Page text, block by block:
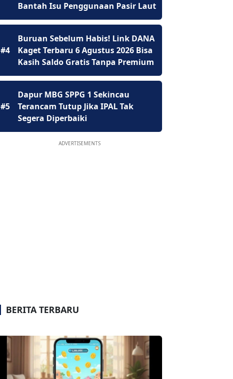
Bantah Isu Penggunaan Pasir Laut
#4
Buruan Sebelum Habis! Link DANA
Kaget Terbaru 6 Agustus 2026 Bisa
Kasih Saldo Gratis Tanpa Premium
#5
Dapur MBG SPPG 1 Sekincau
Terancam Tutup Jika IPAL Tak
Segera Diperbaiki
ADVERTISEMENTS
BERITA TERBARU